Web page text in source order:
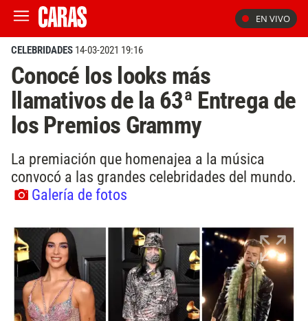
EN VIVO
CELEBRIDADES 14-03-2021 19:16
Conocé los looks más
llamativos de la 63ª Entrega de
los Premios Grammy
La premiación que homenajea a la música
convocó a las grandes celebridades del mundo.
Galería de fotos